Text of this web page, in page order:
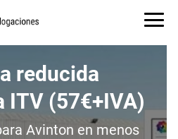
reducida
ITV (57€+IVA)
Avinton en menos